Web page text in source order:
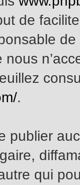
de
.
publier
qui